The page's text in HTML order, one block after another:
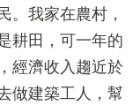
。我家在農村，
耕田，可一年的
經濟收入趨近於
做建築工人，幫